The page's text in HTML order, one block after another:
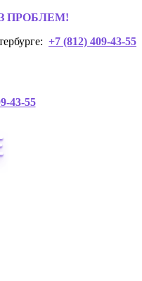
ПРОБЛЕМ!
+7 (812) 409-43-55
43-55